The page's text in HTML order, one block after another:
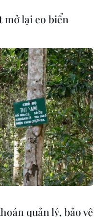
Mỹ và
tiên
thử
mở lại eo biển
quản lý, bảo vệ